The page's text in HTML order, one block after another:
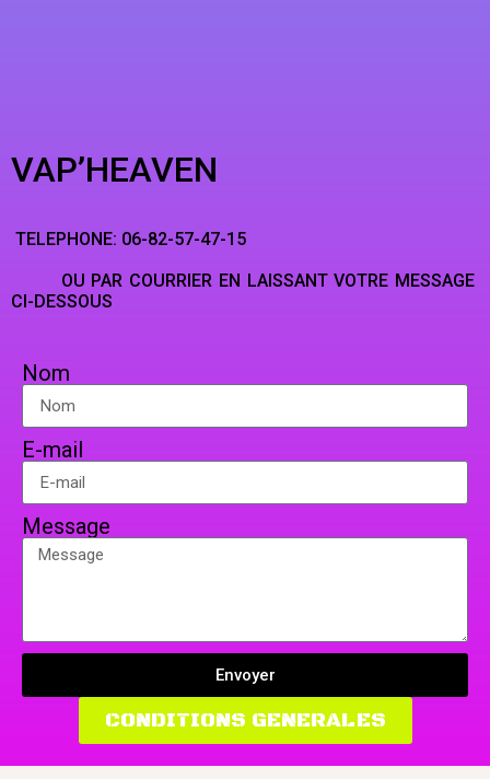
VAP’HEAVEN
TELEPHONE: 06-82-57-47-15
OU PAR COURRIER EN LAISSANT VOTRE MESSAGE
CI-DESSOUS
Nom
E-mail
Message
Envoyer
CONDITIONS GENERALES